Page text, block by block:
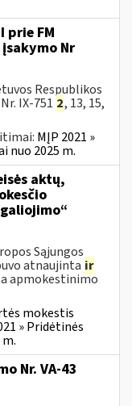
prie FM
Nr
Respublikos
IX-751 2, 13, 15,
MĮP 2021 »
nuo 2025 m.
aktų,
Sąjungos
atnaujinta ir
apmokestinimo
mokestis
» Pridėtinės
Nr. VA-43